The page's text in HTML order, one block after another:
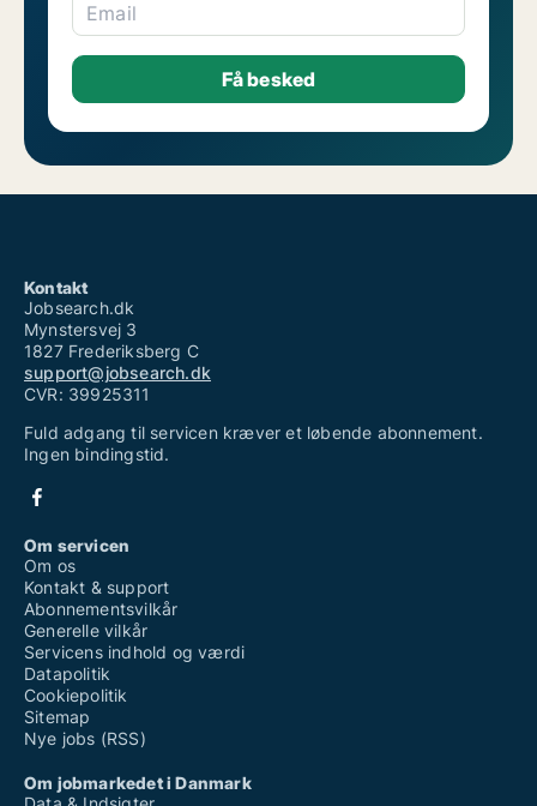
Email
Kontakt
Jobsearch.dk
Mynstersvej 3
1827 Frederiksberg C
support@jobsearch.dk
CVR: 39925311
Fuld adgang til servicen kræver et løbende abonnement.
Ingen bindingstid.
Om servicen
Om os
Kontakt & support
Abonnementsvilkår
Generelle vilkår
Servicens indhold og værdi
Datapolitik
Cookiepolitik
Sitemap
Nye jobs (RSS)
Om jobmarkedet i Danmark